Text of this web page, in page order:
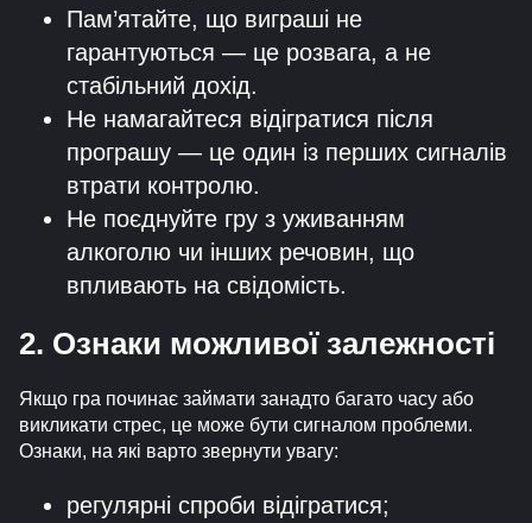
Пам’ятайте, що виграші не
гарантуються — це розвага, а не
стабільний дохід.
Не намагайтеся відігратися після
програшу — це один із перших сигналів
втрати контролю.
Не поєднуйте гру з уживанням
алкоголю чи інших речовин, що
впливають на свідомість.
2. Ознаки можливої залежності
Якщо гра починає займати занадто багато часу або
викликати стрес, це може бути сигналом проблеми.
Ознаки, на які варто звернути увагу:
регулярні спроби відігратися;